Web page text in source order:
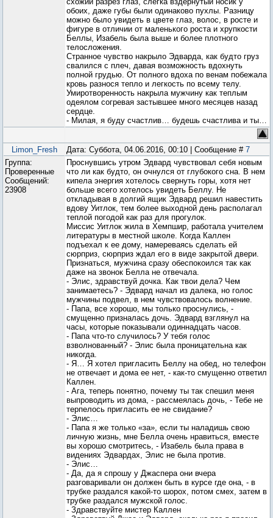
обоих, даже губы были одинаково пухлы. Разницу
можно было увидеть в цвете глаз, волос, в росте и
фигуре в отличии от маленького роста и хрупкости
Беллы, Изабель была выше и более плотного
телосложения.
Странное чувство накрыло Эдварда, как будто груз
свалился с плеч, давая возможность вдохнуть
полной грудью. От полного вдоха по венам побежала
кровь разнося тепло и легкость по всему телу.
Умиротворенность накрыла мужчину как теплым
одеялом согревая застывшее много месяцев назад
сердце.
- Милая, я буду счастлив… будешь счастлива и ты…
Limon_Fresh Дата: Суббота, 04.06.2016, 00:10 | Сообщение # 7
Группа:
Проверенные
Сообщений:
23908
Проснувшись утром Эдвард чувствовал себя новым
что ли как будто, он очнулся от глубокого сна. В нем
кипела энергия хотелось свернуть горы, хотя нет
больше всего хотелось увидеть Беллу. Не
откладывая в долгий ящик Эдвард решил навестить
вдову Уитлок, тем более выходной день располагал
теплой погодой как раз для прогулок.
Миссис Уитлок жила в Хемпшир, работала учителем
литературы в местной школе. Когда Каллен
подъехал к ее дому, намереваясь сделать ей
сюрприз, сюрприз ждал его в виде закрытой двери.
Признаться, мужчина сразу обеспокоился так как
даже на звонок Белла не отвечала.
- Элис, здравствуй дочка. Как твои дела? Чем
занимаетесь? - Эдвард начал из далека, но голос
мужчины подвел, в нем чувствовалось волнение.
- Папа, все хорошо, мы только проснулись, -
смущенно призналась дочь. Эдвард взглянул на
часы, которые показывали одиннадцать часов.
- Папа что-то случилось? У тебя голос
взволнованный? - Элис была проницательна как
никогда.
- Я… Я хотел пригласить Беллу на обед, но телефон
не отвечает и дома ее нет, - как-то смущенно ответил
Каллен.
- Ага, теперь понятно, почему ты так спешил меня
выпроводить из дома, - рассмеялась дочь, - Тебе не
терпелось пригласить ее не свидание?
- Элис…
- Папа я же только «за», если ты наладишь свою
личную жизнь, мне Белла очень нравиться, вместе
вы хорошо смотритесь, - Изабель была права в
видениях Эдвардах, Элис не была против.
- Элис…
- Да, да я спрошу у Джаспера они вчера
разговаривали он должен быть в курсе где она, - в
трубке раздался какой-то шорох, потом смех, затем в
трубке раздался мужской голос.
- Здравствуйте мистер Каллен